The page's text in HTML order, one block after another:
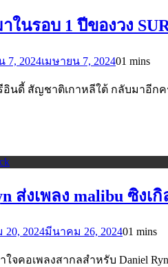
ในรอบ 1 ปีของวง
7, 2024เมษายน 7, 202401 mins
อินดี้ สัญชาติเกาหลีใต้ กลับมาอีก
ส่งเพลง malibu ซิง
2024มีนาคม 26, 202401 mins
าใจคอเพลงสากลสำหรับ Daniel